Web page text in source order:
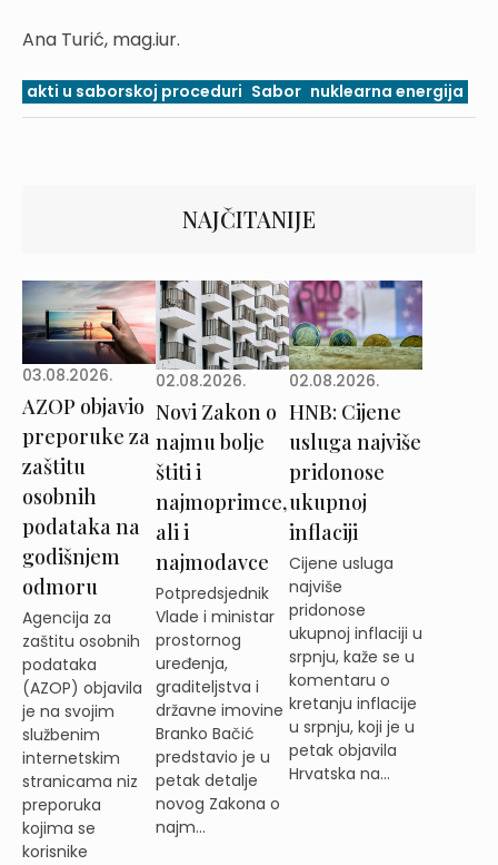
Ana Turić, mag.iur.
akti u saborskoj proceduri Sabor nuklearna energija
NAJČITANIJE
03.08.2026.
AZOP objavio
preporuke za
zaštitu
osobnih
podataka na
godišnjem
odmoru
Agencija za
zaštitu osobnih
podataka
(AZOP) objavila
je na svojim
službenim
internetskim
stranicama niz
preporuka
kojima se
korisnike
02.08.2026.
Novi Zakon o
najmu bolje
štiti i
najmoprimce,
ali i
najmodavce
Potpredsjednik
Vlade i ministar
prostornog
uređenja,
graditeljstva i
državne imovine
Branko Bačić
predstavio je u
petak detalje
novog Zakona o
najm...
02.08.2026.
HNB: Cijene
usluga najviše
pridonose
ukupnoj
inflaciji
Cijene usluga
najviše
pridonose
ukupnoj inflaciji u
srpnju, kaže se u
komentaru o
kretanju inflacije
u srpnju, koji je u
petak objavila
Hrvatska na...